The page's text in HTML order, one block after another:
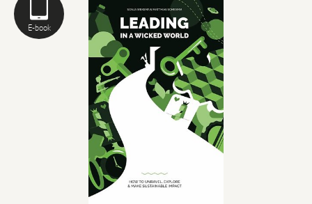
E-book